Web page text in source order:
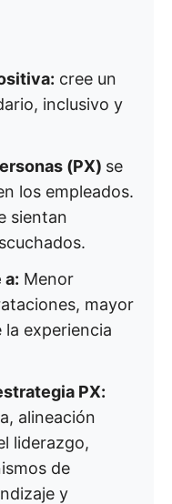
cree un
inclusivo y
(PX) se
los empleados.
sientan
a: Menor
mayor
experiencia
PX:
alineación
liderazgo,
de
y